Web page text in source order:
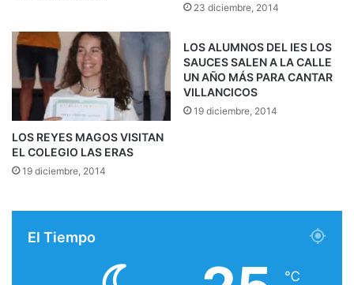
23 diciembre, 2014
LOS REYES MAGOS VISITAN
EL COLEGIO LAS ERAS
19 diciembre, 2014
LOS ALUMNOS DEL IES LOS
SAUCES SALEN A LA CALLE
UN AÑO MÁS PARA CANTAR
VILLANCICOS
19 diciembre, 2014
El Tiempo
℃